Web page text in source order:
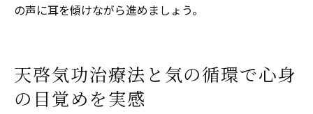
の声に耳を傾けながら進めましょう。
天啓気功治療法と気の循環で心身
の目覚めを実感